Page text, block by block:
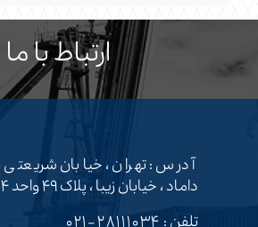
ارتباط با ما
آدرس : تهران ، خیابان شریعتی ،
داماد ، خیابان زیبا ، پلاک ۴۹ واحد ۱۴